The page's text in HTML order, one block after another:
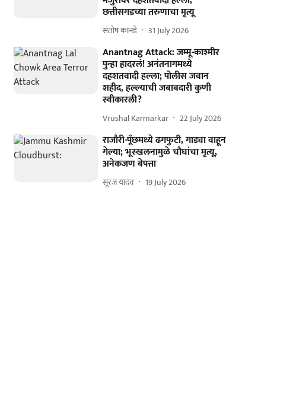
छत्तीसगडच्या तरुणाचा मृत्यू
संतोष कानडे 31 July 2026
Anantnag Attack: जम्मू-काश्मीर
पुन्हा हादरलं! अनंतनागमध्ये
दहशतवादी हल्ला; पोलीस जवान
शहीद, हल्ल्याची जबाबदारी कुणी
स्वीकारली?
Vrushal Karmarkar 22 July 2026
राजौरी-पूँछमध्ये ढगफुटी, गाड्या वाहून
गेल्या; भूस्खलनामुळे चौघांचा मृत्यू,
अनेकजण बेपत्ता
सूरज यादव 19 July 2026